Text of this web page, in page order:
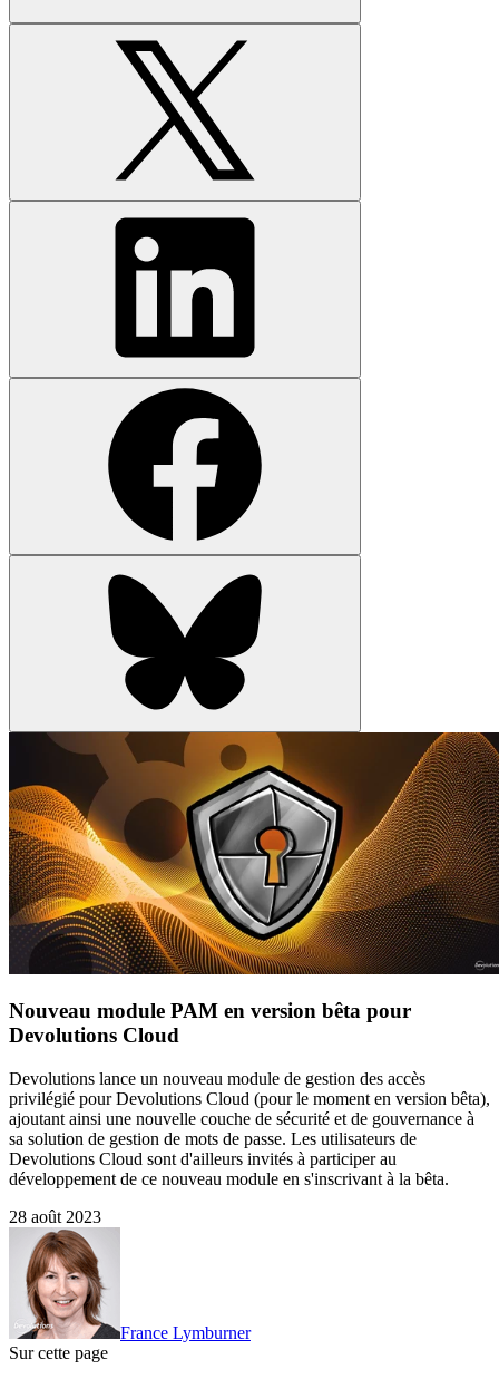
Nouveau module PAM en version bêta pour
Devolutions Cloud
Devolutions lance un nouveau module de gestion des accès
privilégié pour Devolutions Cloud (pour le moment en version bêta),
ajoutant ainsi une nouvelle couche de sécurité et de gouvernance à
sa solution de gestion de mots de passe. Les utilisateurs de
Devolutions Cloud sont d'ailleurs invités à participer au
développement de ce nouveau module en s'inscrivant à la bêta.
28 août 2023
France Lymburner
Sur cette page